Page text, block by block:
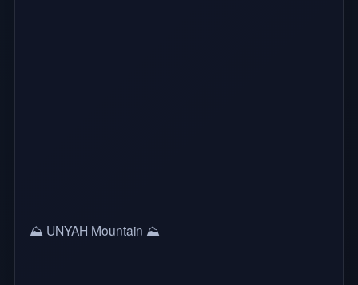
⛰️ UNYAH Mountain ⛰️